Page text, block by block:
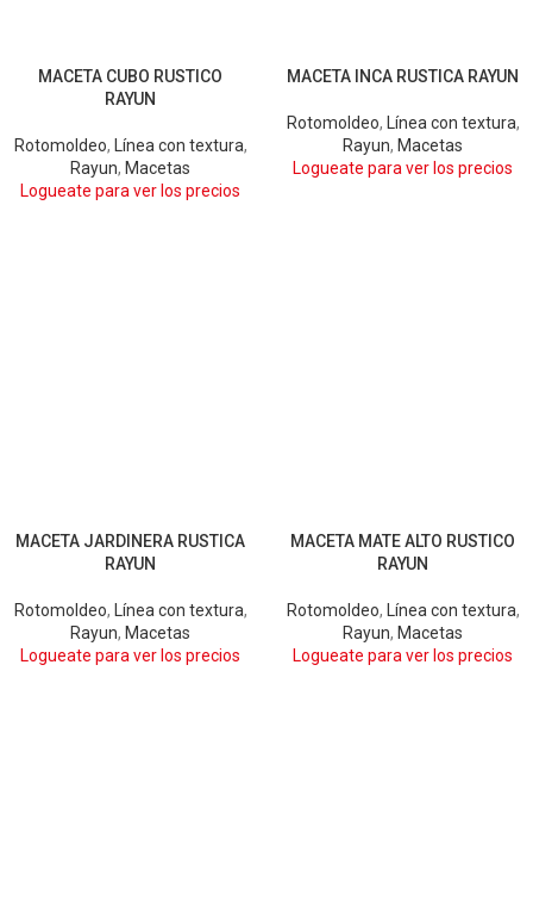
ARENA CHOCOLATE
GRIS
GRIS OSCURO
MACETA CUBO RUSTICO
RAYUN
Rotomoldeo, Línea con textura,
Rayun, Macetas
Logueate para ver los precios
ARENA
BLANCO
GRIS OSCURO
MACETA INCA RUSTICA RAYUN
Rotomoldeo, Línea con textura,
Rayun, Macetas
Logueate para ver los precios
ARENA
BLANCO
CHOCOLATE
GRIS CLARO
MACETA JARDINERA RUSTICA
RAYUN
Rotomoldeo, Línea con textura,
Rayun, Macetas
Logueate para ver los precios
ARENA
BLANCO
CHOCOLATE
MACETA MATE ALTO RUSTICO
RAYUN
Rotomoldeo, Línea con textura,
Rayun, Macetas
Logueate para ver los precios